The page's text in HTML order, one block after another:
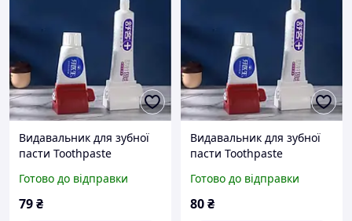
Видавальник для зубної
пасти Toothpaste
продаж
Готово до відправки
79₴
Видавальник для зубної
пасти Toothpaste
EL0227
Готово до відправки
80₴